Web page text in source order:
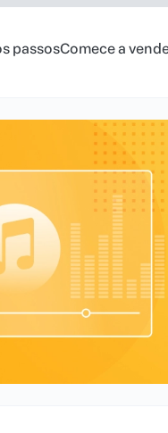
passosComece a